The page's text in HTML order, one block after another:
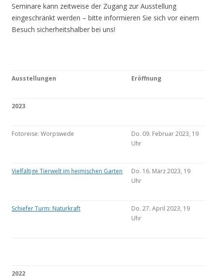
Seminare kann zeitweise der Zugang zur Ausstellung
eingeschränkt werden – bitte informieren Sie sich vor einem
Besuch sicherheitshalber bei uns!
Ausstellungen Eröffnung
2023
Fotoreise: Worpswede
Do. 09. Februar 2023, 19
Uhr
Vielfältige Tierwelt im heimischen Garten
Do. 16. März 2023, 19
Uhr
Schiefer Turm: Naturkraft
Do. 27. April 2023, 19
Uhr
2022